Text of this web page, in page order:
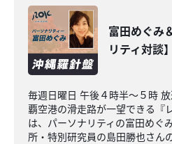
富田めぐみ
リティ対談】
毎週日曜日 午後４時半～５時
覇空港の滑走路が一望できる『
は、パーソナリティの富田めぐ
所・特別研究員の島田勝也さん